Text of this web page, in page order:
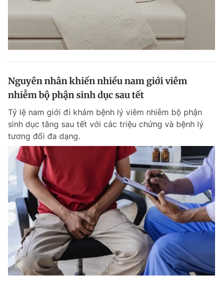
Nguyên nhân khiến nhiều nam giới viêm
nhiễm bộ phận sinh dục sau tết
Tỷ lệ nam giới đi khám bệnh lý viêm nhiễm bộ phận
sinh dục tăng sau tết với các triệu chứng và bệnh lý
tương đối đa dạng.